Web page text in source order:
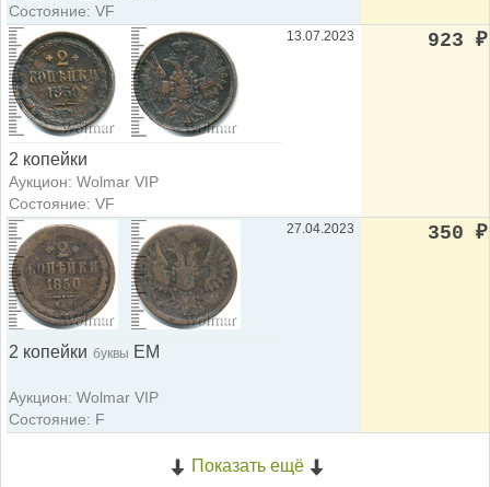
Состояние: VF
2 копейки
Аукцион: Wolmar VIP
Состояние: VF
13.07.2023 923 ₽
2 копейки буквы ЕМ
Аукцион: Wolmar VIP
Состояние: F
27.04.2023 350 ₽
Показать ещё